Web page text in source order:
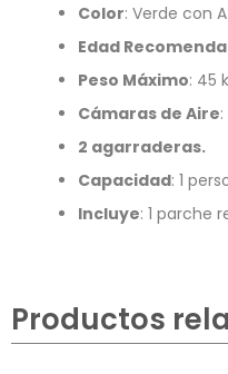
Color: Verde con
Edad
Peso Máximo: 45
Cámaras de Aire:
2 agarraderas.
Capacidad: 1
Incluye: 1 parche
Productos